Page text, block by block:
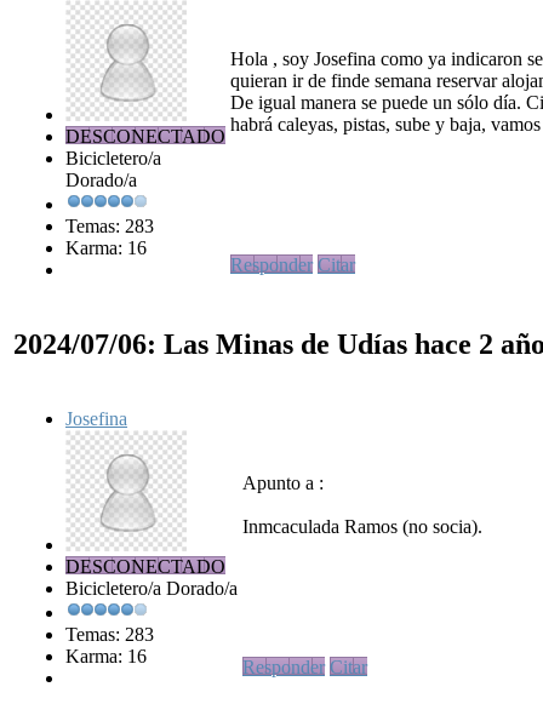
DESCONECTADO
Bicicletero/a
Dorado/a
Temas: 283
Karma: 16
Hola , soy Josefina como ya indicaron
quieran ir de finde semana reservar
De igual manera se puede un sólo día.
habrá caleyas, pistas, sube y baja,
Responder Citar
2024/07/06: Las Minas de Udías hace 2
Josefina
DESCONECTADO
Bicicletero/a Dorado/a
Temas: 283
Karma: 16
Apunto a :
Inmcaculada Ramos (no socia).
Responder Citar